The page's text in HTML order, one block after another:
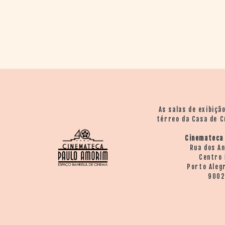
As salas de
térreo da Casa de
Rua dos
Centro
Porto